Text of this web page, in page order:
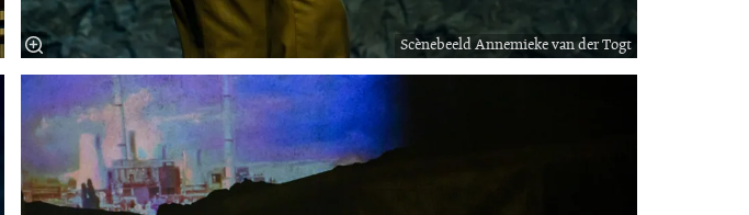
Scènebeeld Annemieke van der Togt